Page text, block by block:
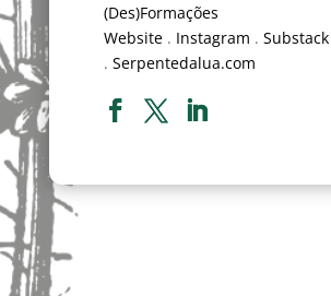
(Des)Formações
Website. Instagram . Substack
. Serpentedalua.com